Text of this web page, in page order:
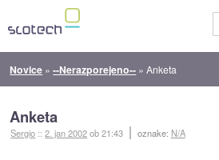
Novice »--Nerazporejeno-- »Anketa
Anketa
Sergio ::2. jan 2002ob 21:43 oznake: N/A